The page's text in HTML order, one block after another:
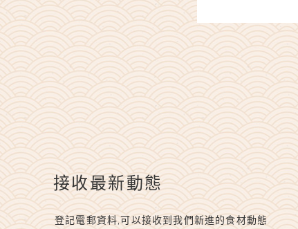
接收最新動態
登記電郵資料,可以接收到我們新進的食材動態